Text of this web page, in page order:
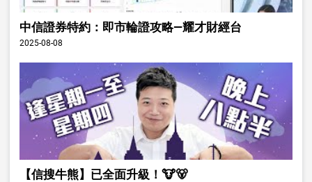
中信證券特約：即市輪證攻略—耀才財經台
2025-08-08
【信搜牛熊】已全面升級！🐮🐻